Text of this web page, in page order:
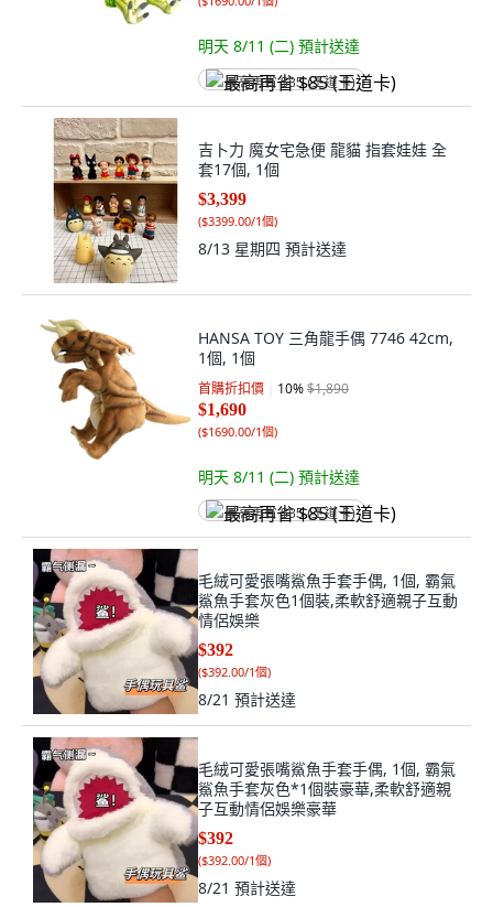
明天 8/11 (二) 預計送達
最高再省 $85 (王道卡)
吉卜力 魔女宅急便 龍貓 指套娃娃 全
套17個, 1個
$3,399
($3399.00/1個)
8/13 星期四 預計送達
HANSA TOY 三角龍手偶 7746 42cm,
1個, 1個
首購折扣價 10%$1,890
$1,690
($1690.00/1個)
明天 8/11 (二) 預計送達
最高再省 $85 (王道卡)
毛絨可愛張嘴鯊魚手套手偶, 1個, 霸氣
鯊魚手套灰色1個裝,柔軟舒適親子互動
情侶娛樂
$392
($392.00/1個)
8/21 預計送達
毛絨可愛張嘴鯊魚手套手偶, 1個, 霸氣
鯊魚手套灰色*1個裝豪華,柔軟舒適親
子互動情侶娛樂豪華
$392
($392.00/1個)
8/21 預計送達